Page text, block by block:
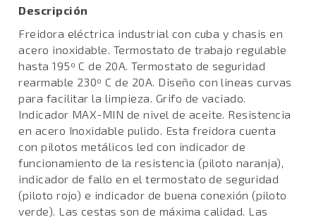
Descripción
Freidora eléctrica industrial con cuba y chasis en
acero inoxidable. Termostato de trabajo regulable
hasta 195º C de 20A. Termostato de seguridad
rearmable 230º C de 20A. Diseño con lineas curvas
para facilitar la limpieza. Grifo de vaciado.
Indicador MAX-MIN de nivel de aceite. Resistencia
en acero Inoxidable pulido. Esta freidora cuenta
con pilotos metálicos led con indicador de
funcionamiento de la resistencia (piloto naranja),
indicador de fallo en el termostato de seguridad
(piloto rojo) e indicador de buena conexión (piloto
verde). Las cestas son de máxima calidad. Las